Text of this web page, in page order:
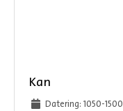
Kan
Datering: 1050-1500